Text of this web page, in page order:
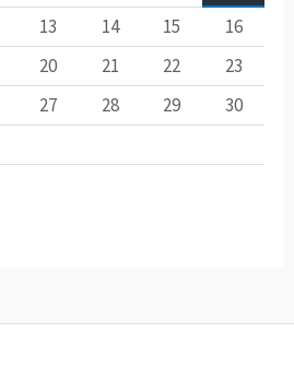
13 14 15
16
20 21 22
23
27 28 29
30